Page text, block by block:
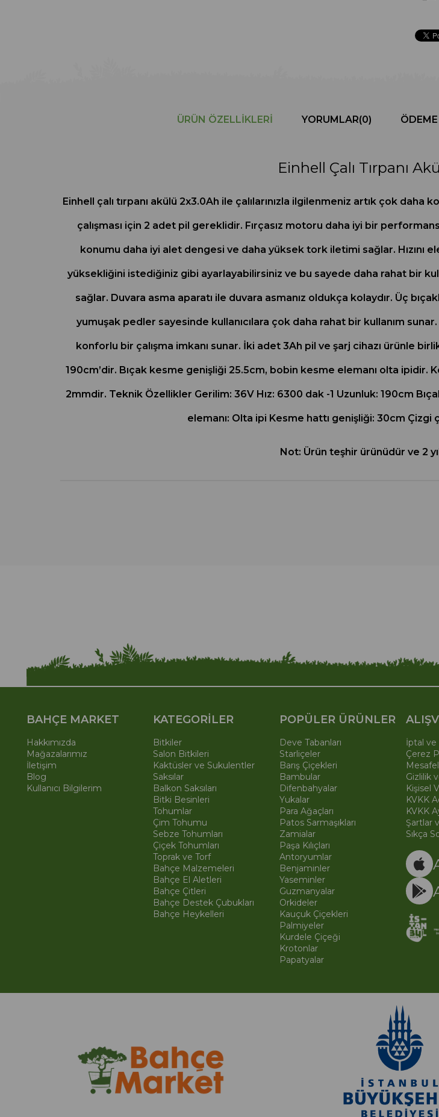
ÜRÜN ÖZELLIKLERI YORUMLAR(0)
Einhell Çalı Tırpanı
Einhell çalı tırpanı akülü 2x3.0Ah ile çalılarınızla ilgilenmeniz artık çok daha
çalışması için 2 adet pil gereklidir. Fırçasız motoru daha iyi bir
konumu daha iyi alet dengesi ve daha yüksek tork iletimi sağlar.
yüksekliğini istediğiniz gibi ayarlayabilirsiniz ve bu sayede daha rahat bir
sağlar. Duvara asma aparatı ile duvara asmanız oldukça kolaydır. Üç
yumuşak pedler sayesinde kullanıcılara çok daha rahat bir kullanım
konforlu bir çalışma imkanı sunar. İki adet 3Ah pil ve şarj cihazı ürünle
190cm’dir. Bıçak kesme genişliği 25.5cm, bobin kesme elemanı olta ipidir.
2mmdir. Teknik Özellikler Gerilim: 36V Hız: 6300 dak -1 Uzunluk: 190cm
elemanı: Olta ipi Kesme hattı genişliği: 30cm Çizgi
Not: Ürün teşhir ürünüdür ve 2
BAHÇE MARKET
Hakkımızda
Mağazalarımız
İletişim
Blog
Kullanıcı Bilgilerim
KATEGORİLER
Bitkiler
Salon Bitkileri
Kaktüsler ve Sukulentler
Saksılar
Balkon Saksıları
Bitki Besinleri
Tohumlar
Çim Tohumu
Sebze Tohumları
Çiçek Tohumları
Toprak ve Torf
Bahçe Malzemeleri
Bahçe El Aletleri
Bahçe Çitleri
Bahçe Destek Çubukları
Bahçe Heykelleri
POPÜLER ÜRÜNLER
Deve Tabanları
Starliçeler
Barış Çiçekleri
Bambular
Difenbahyalar
Yukalar
Para Ağaçları
Patos Sarmaşıkları
Zamialar
Paşa Kılıçları
Antoryumlar
Benjaminler
Yaseminler
Guzmanyalar
Orkideler
Kauçuk Çiçekleri
Palmiyeler
Kurdele Çiçeği
Krotonlar
Papatyalar
İptal ve
Çerez
Gizlilik
Kişisel
KVKK
KVKK
Şartlar
Sıkça